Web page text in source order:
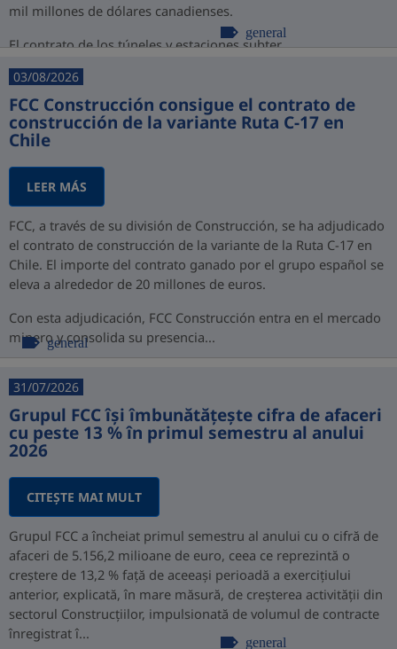
mil millones de dólares canadienses.
El contrato de los túneles y estaciones subter...
general
03/08/2026
FCC Construcción consigue el contrato de
construcción de la variante Ruta C-17 en
Chile
LEER MÁS
FCC, a través de su división de Construcción, se ha adjudicado
el contrato de construcción de la variante de la Ruta C-17 en
Chile. El importe del contrato ganado por el grupo español se
eleva a alrededor de 20 millones de euros.
Con esta adjudicación, FCC Construcción entra en el mercado
minero y consolida su presencia...
general
31/07/2026
Grupul FCC își îmbunătățește cifra de afaceri
cu peste 13 % în primul semestru al anului
2026
CITEŞTE MAI MULT
Grupul FCC a încheiat primul semestru al anului cu o cifră de
afaceri de 5.156,2 milioane de euro, ceea ce reprezintă o
creștere de 13,2 % față de aceeași perioadă a exercițiului
anterior, explicată, în mare măsură, de creșterea activității din
sectorul Construcțiilor, impulsionată de volumul de contracte
înregistrat î...
general